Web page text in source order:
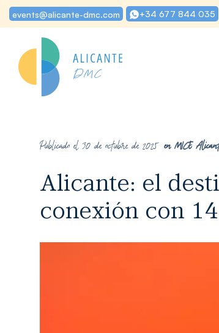
events@alicante-dmc.com +34 677 844 035
Publicado el 30 de octubre de 2025 en MICE
Alicante: el
conexión con